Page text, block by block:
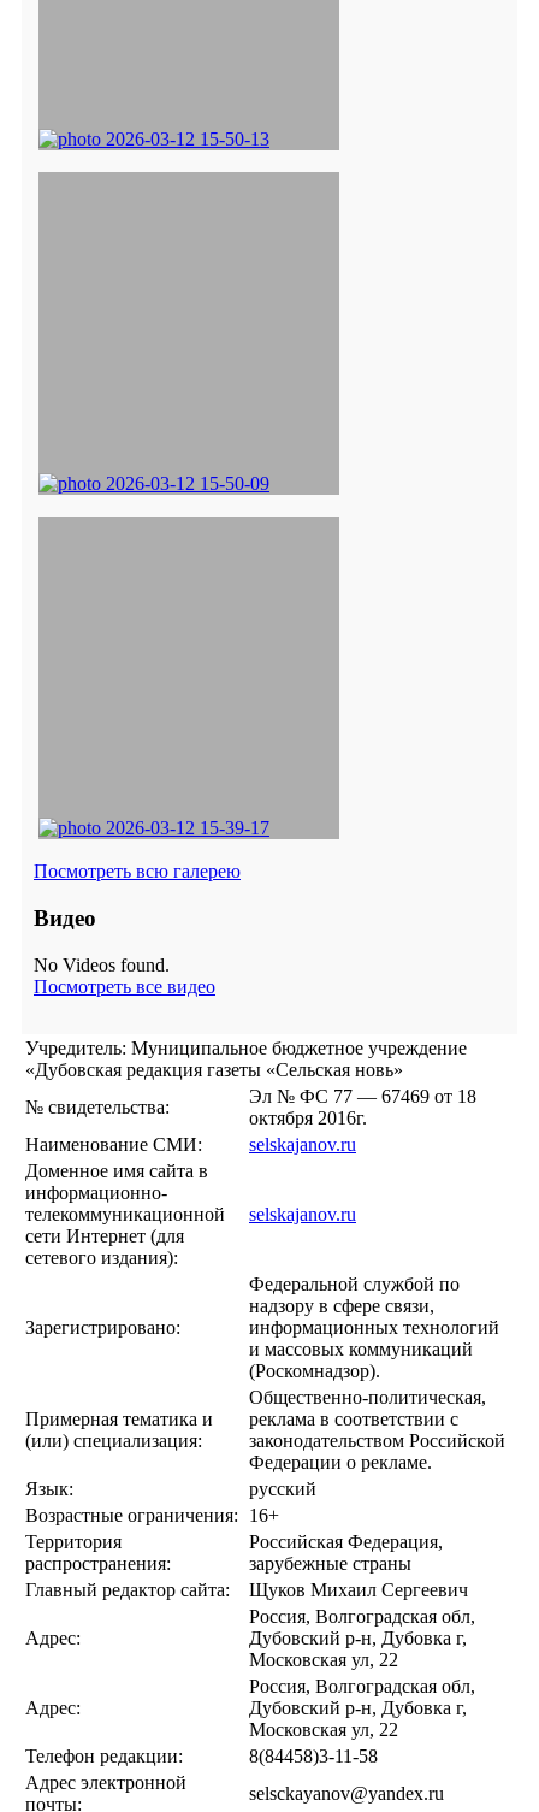
Посмотреть всю галерею
Видео
No Videos found.
Посмотреть все видео
Учредитель: Муниципальное бюджетное учреждение
«Дубовская редакция газеты «Сельская новь»
№ свидетельства:
Эл № ФС 77 — 67469 от 18
октября 2016г.
Наименование СМИ:
selskajanov.ru
Доменное имя сайта в
информационно-
телекоммуникационной
сети Интернет (для
сетевого издания):
selskajanov.ru
Зарегистрировано:
Федеральной службой по
надзору в сфере связи,
информационных технологий
и массовых коммуникаций
(Роскомнадзор).
Примерная тематика и
(или) специализация:
Общественно-политическая,
реклама в соответствии с
законодательством Российской
Федерации о рекламе.
Язык:
русский
Возрастные ограничения:
16+
Территория
распространения:
Российская Федерация,
зарубежные страны
Главный редактор сайта:
Щуков Михаил Сергеевич
Адрес:
Россия, Волгоградская обл,
Дубовский р-н, Дубовка г,
Московская ул, 22
Адрес:
Россия, Волгоградская обл,
Дубовский р-н, Дубовка г,
Московская ул, 22
Телефон редакции:
8(84458)3-11-58
Адрес электронной
почты:
selsckayanov@yandex.ru